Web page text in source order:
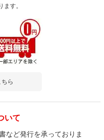
す。
ら
いて
など発行を承っておりま